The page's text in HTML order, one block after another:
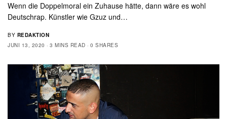
Wenn die Doppelmoral ein Zuhause hätte, dann wäre es wohl
Deutschrap. Künstler wie Gzuz und…
BY REDAKTION
JUNI 13, 2020
3 MINS READ 0 SHARES